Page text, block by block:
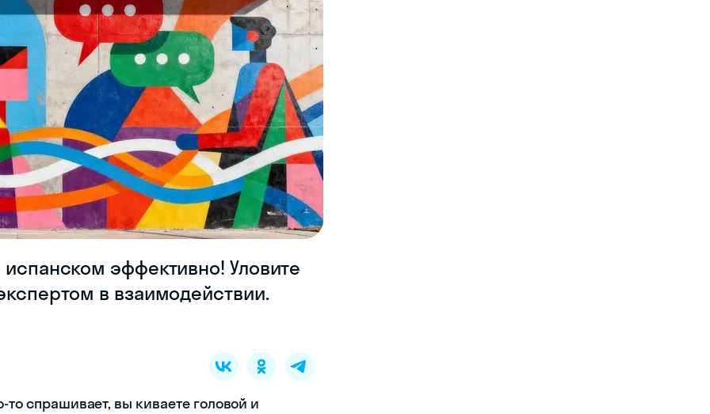
эффективно! Уловите
в взаимодействии.
спрашивает, вы киваете головой и